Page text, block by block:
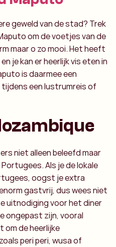
geweld van de stad? Trek
om de voetjes van de
maar o zo mooi. Het heeft
je kan er heerlijk vis eten in
is daarmee een
een lustrumreis of
niet alleen beleefd maar
Als je de lokale
oogst je extra
gastvrij, dus wees niet
uitnodiging voor het diner
ongepast zijn, vooral
om de heerlijke
peri peri, wusa of